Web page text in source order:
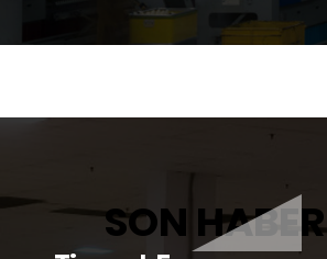
SON
51. Federal Giyim